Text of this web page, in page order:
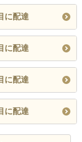
に配達
に配達
に配達
に配達